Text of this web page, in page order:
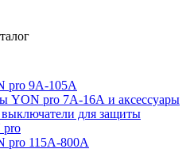
pro 9А-105А
YON pro 7А-16А и аксессуары
для защиты
pro
pro 115А-800А